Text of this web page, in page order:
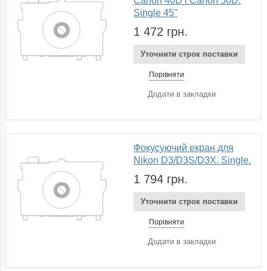
Single 45"
1 472 грн.
Уточнити строк поставки
Порівняти
Додати в закладки
Фокусуючий екран для
Nikon D3/D3S/D3X. Single.
1 794 грн.
Уточнити строк поставки
Порівняти
Додати в закладки